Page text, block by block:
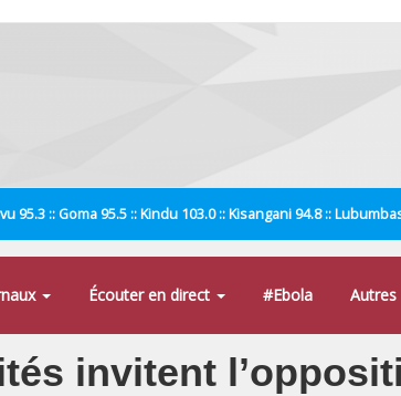
95.3 :: Goma 95.5 :: Kindu 103.0 :: Kisangani 94.8 ::
Écouter en direct #Ebola Autres
invitent